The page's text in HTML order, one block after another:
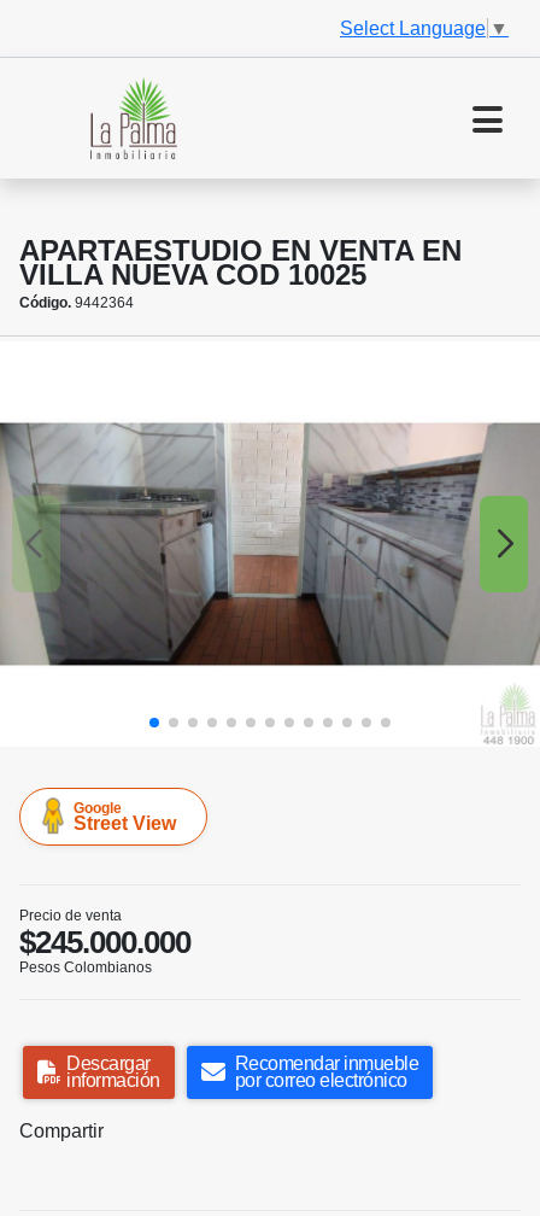
Select Language ▼
APARTAESTUDIO EN VENTA EN
VILLA NUEVA COD 10025
Código. 9442364
Google
Street View
Precio de venta
$245.000.000
Pesos Colombianos
Descargar
información
Recomendar inmueble
por correo electrónico
Compartir